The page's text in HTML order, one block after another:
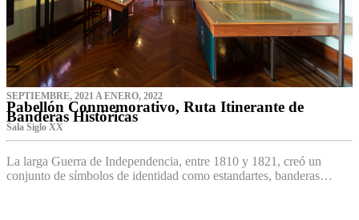
SEPTIEMBRE, 2021 A ENERO, 2022
Pabellón Conmemorativo, Ruta Itinerante de
Banderas Históricas
Sala Siglo XX
La larga Guerra de Independencia, entre 1810 y 1821, creó un
conjunto de símbolos de identidad como estandartes, banderas…